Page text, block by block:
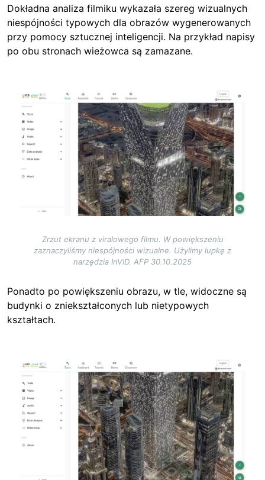
Dokładna analiza filmiku wykazała szereg wizualnych
niespójności typowych dla obrazów wygenerowanych
przy pomocy sztucznej inteligencji. Na przykład napisy
po obu stronach wieżowca są zamazane.
Image
Zrzut ekranu z viralowego filmu. W powiększeniu
zaznaczyliśmy niespójności wizualne. Użylimy lupkę z
narzędzia InVID. AFP 30.10.2025
Ponadto po powiększeniu obrazu, w tle, widoczne są
budynki o zniekształconych lub nietypowych
kształtach.
Image